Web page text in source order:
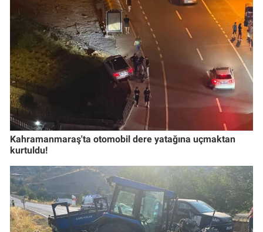
Kahramanmaraş'ta otomobil dere yatağına uçmaktan
kurtuldu!